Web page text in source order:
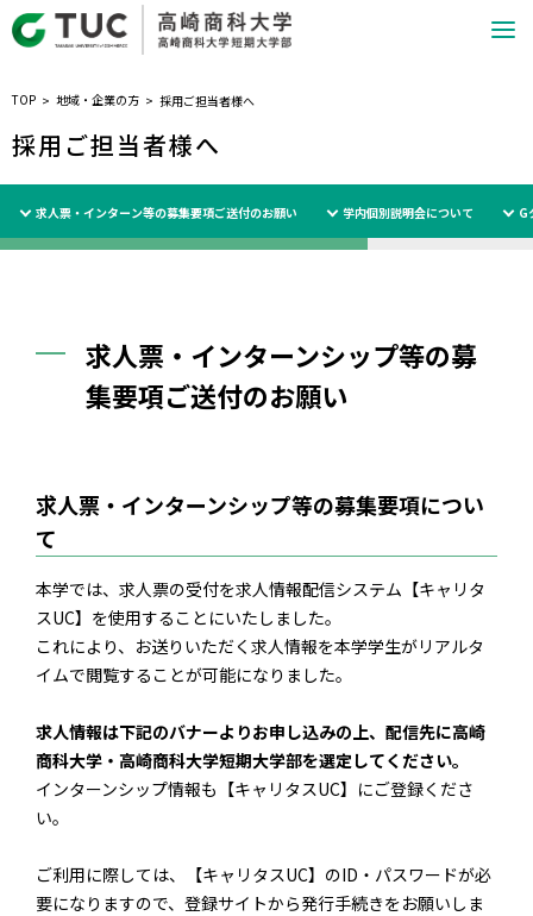
TOP 地域・企業の方 採用ご担当者様へ
採用ご担当者様へ
求人票・インターン等の募集要項ご送付のお願い 学内個別説明会について G
求人票・インターンシップ等の募
集要項ご送付のお願い
求人票・インターンシップ等の募集要項につい
て
本学では、求人票の受付を求人情報配信システム【キャリタ
スUC】を使用することにいたしました。
これにより、お送りいただく求人情報を本学学生がリアルタ
イムで閲覧することが可能になりました。
求人情報は下記のバナーよりお申し込みの上、配信先に高崎
商科大学・高崎商科大学短期大学部を選定してください。
インターンシップ情報も【キャリタスUC】にご登録くださ
い。
ご利用に際しては、【キャリタスUC】のID・パスワードが必
要になりますので、登録サイトから発行手続きをお願いしま